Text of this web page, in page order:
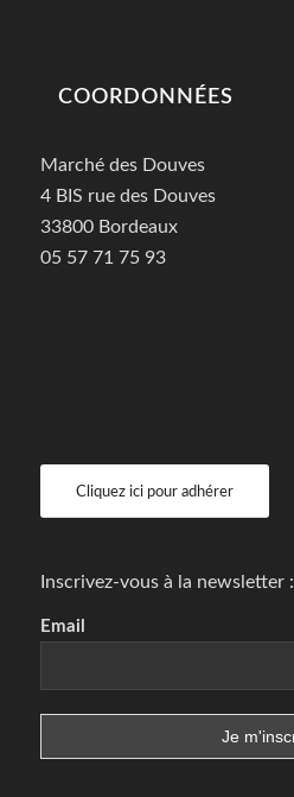
COORDONNÉES
Marché des Douves
4 BIS rue des Douves
33800 Bordeaux
05 57 71 75 93
Cliquez ici pour adhérer
Inscrivez-vous à la newsletter :
Email